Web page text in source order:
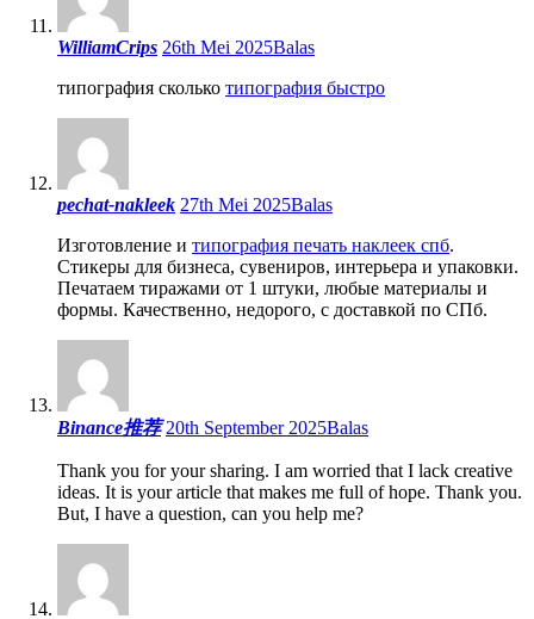
WilliamCrips 26th Mei 2025Balas
типография сколько типография быстро
pechat-nakleek 27th Mei 2025Balas
Изготовление и типография печать наклеек спб.
Стикеры для бизнеса, сувениров, интерьера и упаковки.
Печатаем тиражами от 1 штуки, любые материалы и
формы. Качественно, недорого, с доставкой по СПб.
Binance推荐 20th September 2025Balas
Thank you for your sharing. I am worried that I lack creative
ideas. It is your article that makes me full of hope. Thank you.
But, I have a question, can you help me?